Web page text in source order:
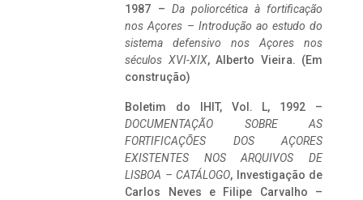
1987 – Da poliorcética à fortificação
nos Açores – Introdução ao estudo do
sistema defensivo nos Açores nos
séculos XVI-XIX, Alberto Vieira. (Em
construção)
Boletim do IHIT, Vol. L, 1992 –
DOCUMENTAÇÃO SOBRE AS
FORTIFICAÇÕES DOS AÇORES
EXISTENTES NOS ARQUIVOS DE
LISBOA – CATÁLOGO, Investigação de
Carlos Neves e Filipe Carvalho –